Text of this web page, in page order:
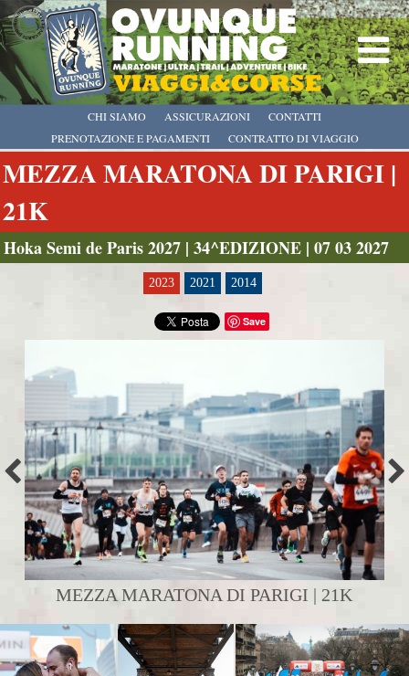
CHI SIAMO
PRENOTAZIONE E PAGAMENTI
CONTRATTO DI VIAGGIO
ASSICURAZIONI CONTATTI
MEZZA MARATONA DI PARIGI |
21K
Hoka Semi de Paris 2027 | 34^EDIZIONE | 07 03 2027
2023 2021 2014
Save
MEZZA MARATONA DI PARIGI | 21K